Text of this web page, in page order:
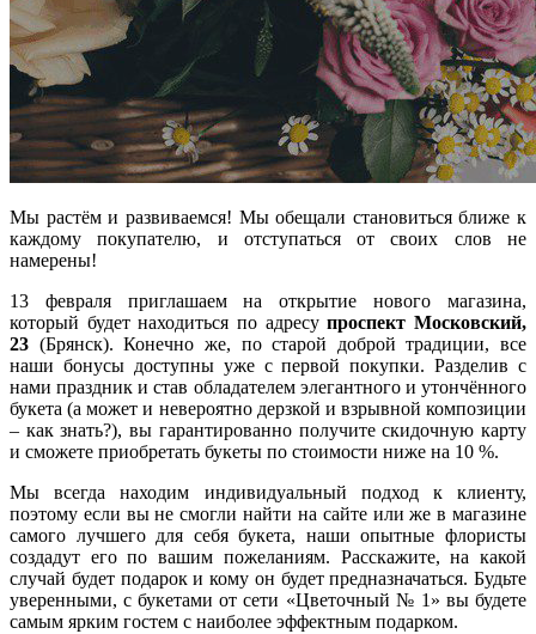
Мы растём и развиваемся! Мы обещали становиться ближе к
каждому покупателю, и отступаться от своих слов не
намерены!
13 февраля приглашаем на открытие нового магазина,
который будет находиться по адресупроспект Московский,
23 (Брянск). Конечно же, по старой доброй традиции, все
наши бонусы доступны уже с первой покупки. Разделив с
нами праздник и став обладателем элегантного и утончённого
букета (а может и невероятно дерзкой и взрывной композиции
– как знать?), вы гарантированно получите скидочную карту
и сможете приобретать букеты по стоимости ниже на 10 %.
Мы всегда находим индивидуальный подход к клиенту,
поэтому если вы не смогли найти на сайте или же в магазине
самого лучшего для себя букета, наши опытные флористы
создадут его по вашим пожеланиям. Расскажите, на какой
случай будет подарок и кому он будет предназначаться. Будьте
уверенными, с букетами от сети «Цветочный № 1» вы будете
самым ярким гостем с наиболее эффектным подарком.